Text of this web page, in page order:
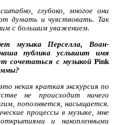
глубоко, многое они
думать и чувствовать. Так
с большим уважением.
музыка Перселла, Воан-
публика услышит имя
сочетаться с музыкой Pink
некая краткая экскурсия по
не происходит ничего
пополняется, насыщается.
процессы в музыке, мне
и накопленными